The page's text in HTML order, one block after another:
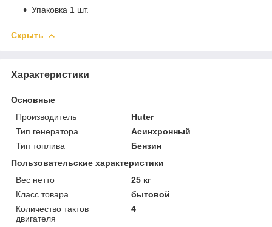
Упаковка 1 шт.
Скрыть
Характеристики
Основные
Производитель
Huter
Тип генератора
Асинхронный
Тип топлива
Бензин
Пользовательские характеристики
Вес нетто
25 кг
Класс товара
бытовой
Количество тактов
двигателя
4